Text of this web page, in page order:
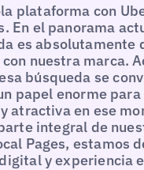
plataforma con
En el panorama
es absolutamente
nuestra marca.
búsqueda se
papel enorme
atractiva en ese
integral de
Pages, estamos
y experiencia